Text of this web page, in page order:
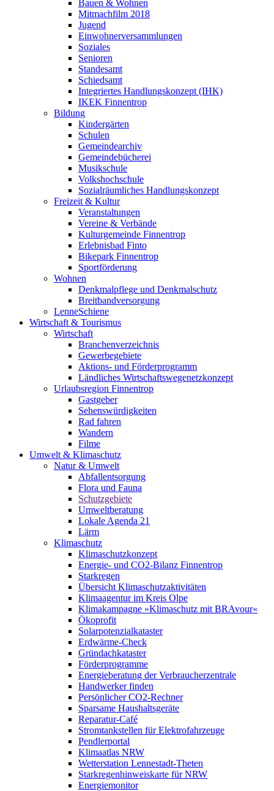
Bauen & Wohnen
Mitmachfilm 2018
Jugend
Einwohnerversammlungen
Soziales
Senioren
Standesamt
Schiedsamt
Integriertes Handlungskonzept (IHK)
IKEK Finnentrop
Bildung
Kindergärten
Schulen
Gemeindearchiv
Gemeindebücherei
Musikschule
Volkshochschule
Sozialräumliches Handlungskonzept
Freizeit & Kultur
Veranstaltungen
Vereine & Verbände
Kulturgemeinde Finnentrop
Erlebnisbad Finto
Bikepark Finnentrop
Sportförderung
Wohnen
Denkmalpflege und Denkmalschutz
Breitbandversorgung
LenneSchiene
Wirtschaft & Tourismus
Wirtschaft
Branchenverzeichnis
Gewerbegebiete
Aktions- und Förderprogramm
Ländliches Wirtschaftswegenetzkonzept
Urlaubsregion Finnentrop
Gastgeber
Sehenswürdigkeiten
Rad fahren
Wandern
Filme
Umwelt & Klimaschutz
Natur & Umwelt
Abfallentsorgung
Flora und Fauna
Schutzgebiete
Umweltberatung
Lokale Agenda 21
Lärm
Klimaschutz
Klimaschutzkonzept
Energie- und CO2-Bilanz Finnentrop
Starkregen
Übersicht Klimaschutzaktivitäten
Klimaagentur im Kreis Olpe
Klimakampagne »Klimaschutz mit BRAvour«
Ökoprofit
Solarpotenzialkataster
Erdwärme-Check
Gründachkataster
Förderprogramme
Energieberatung der Verbraucherzentrale
Handwerker finden
Persönlicher CO2-Rechner
Sparsame Haushaltsgeräte
Reparatur-Café
Stromtankstellen für Elektrofahrzeuge
Pendlerportal
Klimaatlas NRW
Wetterstation Lennestadt-Theten
Starkregenhinweiskarte für NRW
Energiemonitor